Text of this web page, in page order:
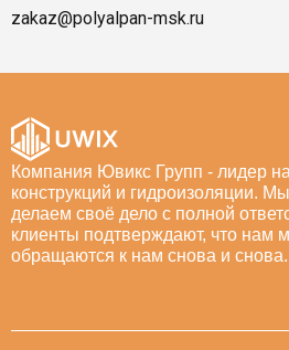
zakaz@polyalpan-msk.ru
Компания Ювикс Групп - лидер
конструкций и гидроизоляции.
делаем своё дело с полной
клиенты подтверждают, что нам
обращаются к нам снова и снова.